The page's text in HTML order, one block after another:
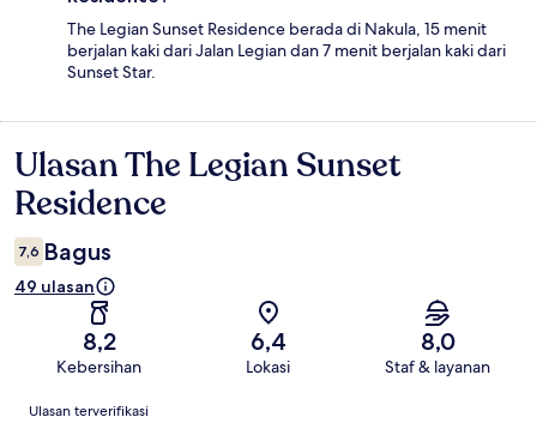
The Legian Sunset Residence berada di Nakula, 15 menit
berjalan kaki dari Jalan Legian dan 7 menit berjalan kaki dari
Sunset Star.
Ulasan
Ulasan The Legian Sunset
Residence
7,6 Bagus
49 ulasan
8,2
Kebersihan
6,4
Lokasi
8,0
Staf & layanan
Ulasan
Ulasan terverifikasi